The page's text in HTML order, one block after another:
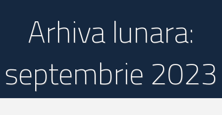
Arhiva lunara:
septembrie 2023